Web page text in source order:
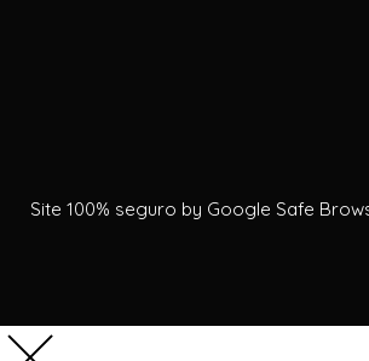
Site 100% seguro by Google Safe